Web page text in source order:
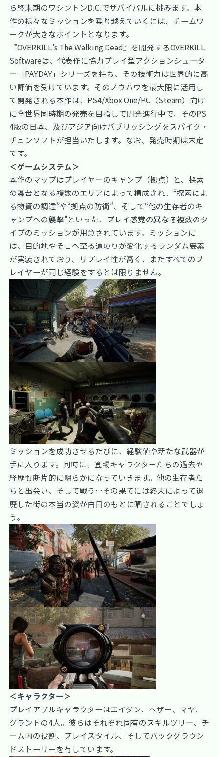
ら終末期のワシントンD.C.でサバイバルに挑みます。本
作の様々なミッションを乗り越えていくには、チームワ
ークが大きなポイントとなります。
『OVERKILL’s The Walking Dead』を開発するOVERKILL
Softwareは、代表作に協力プレイ型アクションシュータ
ー「PAYDAY」シリーズを持ち、その技術力は世界的に高
い評価を受けています。そのノウハウを最大限に活用し
て開発される本作は、PS4/Xbox One/PC（Steam）向け
に全世界同時期の発売を目指して開発進行中で、そのPS
4版の日本、及びアジア向けパブリッシングをスパイク・
チュンソフトが担当いたします。なお、発売時期は未定
です。
＜ゲームシステム＞
本作のマップはプレイヤーのキャンプ（拠点）と、探索
の舞台となる複数のエリアによって構成され、“探索によ
る物資の調達”や“拠点の防衛”、そして“他の生存者のキ
ャンプへの襲撃”といった、プレイ感覚の異なる複数のタ
イプのミッションが用意されています。ミッションに
は、目的地やそこへ至る道のりが変化するランダム要素
が実装されており、リプレイ性が高く、またすべてのプ
レイヤーが同じ経験をするとは限りません。
ミッションを成功させるたびに、経験値や新たな武器が
手に入ります。同時に、登場キャラクターたちの過去や
経歴も断片的に明らかになっていきます。他の生存者た
ちと出会い、そして戦う…その果てには終末によって退
廃した街の本当の姿が白日のもとに晒されることでしょ
う。
＜キャラクター＞
プレイアブルキャラクターはエイダン、ヘザー、マヤ、
グラントの4人。彼らはそれぞれ固有のスキルツリー、チ
ーム内の役割、プレイスタイル、そしてバックグラウン
ドストーリーを有しています。